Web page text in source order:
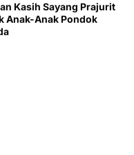
Kasih Sayang Prajurit
Anak-Anak Pondok